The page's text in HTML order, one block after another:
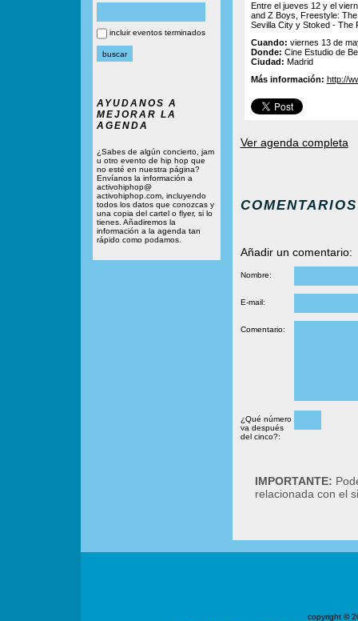
incluir eventos terminados
AYUDANOS A
MEJORAR LA
AGENDA
¿Sabes de algún concierto, jam
u otro evento de hip hop que
no esté en nuestra página?
Envíanos la información a
activohiphop@
activohiphop.com, incluyendo
todos los datos que conozcas y
una copia del cartel o flyer, si lo
tienes. Añadiremos la
información a la agenda tan
rápido como podamos.
Entre el jueves 12 y el
and Z Boys, Freestyle:
Sevilla City y Stoked - The
Cuando: viernes 13 de
Donde: Cine Estudio de
Ciudad: Madrid
Más información: http://
Ver agenda completa
COMENTARIOS
Añadir un comentario:
Nombre:
E-mail:
Comentario:
¿Qué número
va después
del cinco?:
IMPORTANTE:
relacionada con el
copyright ©